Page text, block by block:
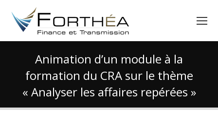
Animation d’un module à la
formation du CRA sur le thème
« Analyser les affaires repérées »
Vous êtes ici :